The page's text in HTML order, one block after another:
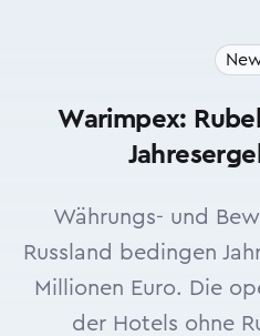
Warimpex:
Währungs- und
Russland bedingen
Millionen Euro. Die
der Hotels ohne